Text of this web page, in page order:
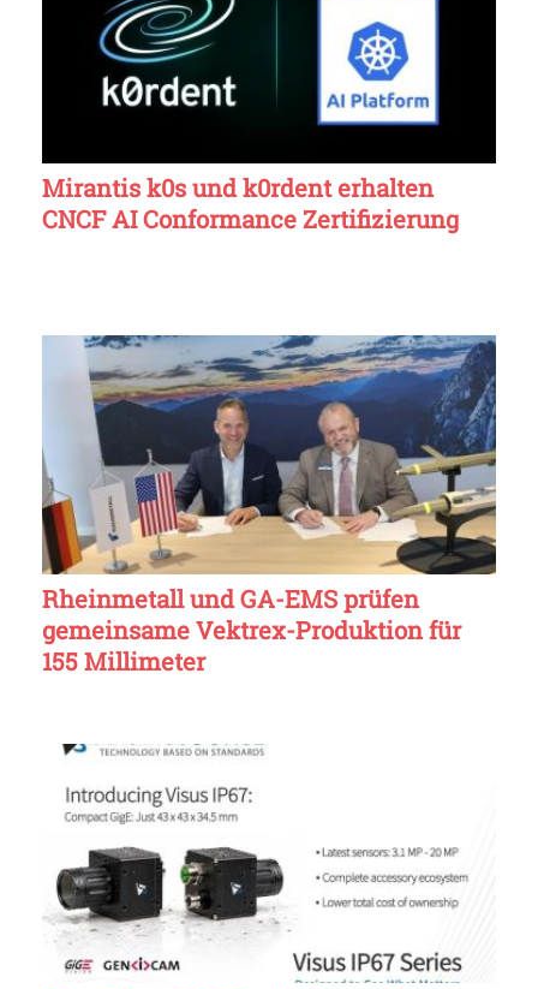
Mirantis k0s und k0rdent erhalten
CNCF AI Conformance Zertifizierung
Rheinmetall und GA-EMS prüfen
gemeinsame Vektrex-Produktion für
155 Millimeter